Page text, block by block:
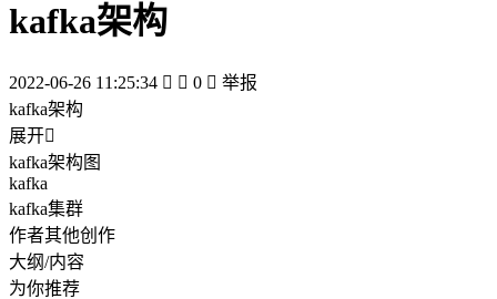
kafka架构
2022-06-26 11:25:34   0  举报
kafka架构
展开
kafka架构图
kafka
kafka集群
作者其他创作
大纲/内容
为你推荐